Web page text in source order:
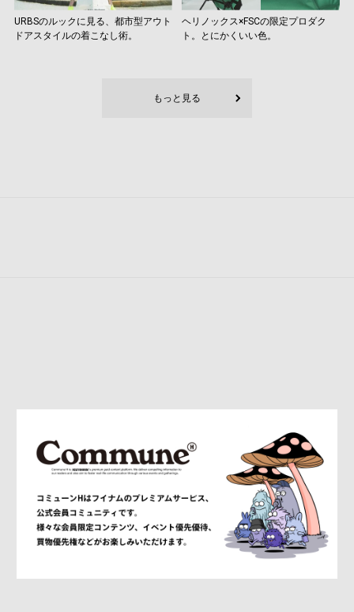
URBSのルックに見る、都市型アウト
ドアスタイルの着こなし術。
ヘリノックス×FSCの限定プロダク
ト。とにかくいい色。
もっと見る